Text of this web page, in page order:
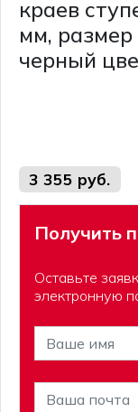
краев
мм,
черный
3 355 руб.
Получить
Оставьте
электронную